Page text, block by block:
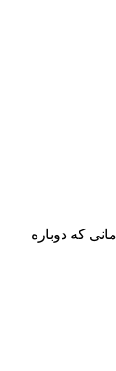
که دوباره